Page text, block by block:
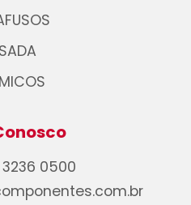
0500